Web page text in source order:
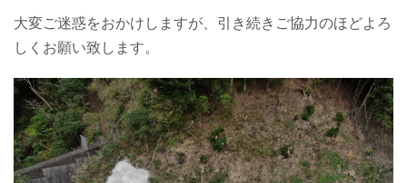
大変ご迷惑をおかけしますが、引き続きご協力のほどよろ
しくお願い致します。